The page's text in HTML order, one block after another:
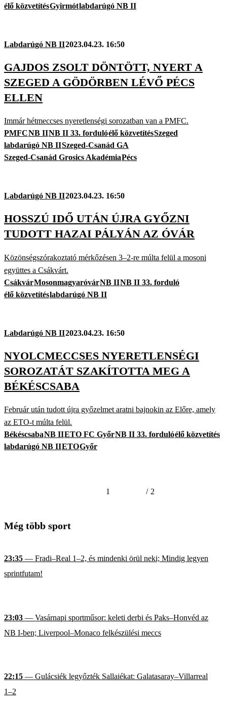
élő közvetítésGyirmótlabdarúgó NB II
Labdarúgó NB II2023.04.23. 16:50
GAJDOS ZSOLT DÖNTÖTT, NYERT A
SZEGED A GÖDÖRBEN LÉVŐ PÉCS
ELLEN
Immár hétmeccses nyeretlenségi sorozatban van a PMFC.
PMFCNB IINB II 33. fordulóélő közvetítésSzeged
labdarúgó NB IISzeged-Csanád GA
Szeged-Csanád Grosics AkadémiaPécs
Labdarúgó NB II2023.04.23. 16:50
HOSSZÚ IDŐ UTÁN ÚJRA GYŐZNI
TUDOTT HAZAI PÁLYÁN AZ ÓVÁR
Közönségszórakoztató mérkőzésen 3–2-re múlta felül a mosoni
együttes a Csákvárt.
CsákvárMosonmagyaróvárNB IINB II 33. forduló
élő közvetítéslabdarúgó NB II
Labdarúgó NB II2023.04.23. 16:50
NYOLCMECCSES NYERETLENSÉGI
SOROZATÁT SZAKÍTOTTA MEG A
BÉKÉSCSABA
Február után tudott újra győzelmet aratni bajnokin az Előre, amely
az ETO-t múlta felül.
BékéscsabaNB IIETO FC GyőrNB II 33. fordulóélő közvetítés
labdarúgó NB IIETOGyőr
1 / 2
Még több sport
23:35 — Fradi–Real 1–2, és mindenki örül neki; Mindig legyen
sprintfutam!
23:03 — Vasárnapi sportműsor: keleti derbi és Paks–Honvéd az
NB I-ben; Liverpool–Monaco felkészülési meccs
22:15 — Gulácsiék legyőzték Sallaiékat: Galatasaray–Villarreal
1–2